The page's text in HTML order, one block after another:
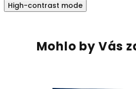
High-contrast mode
Mohlo by Vás